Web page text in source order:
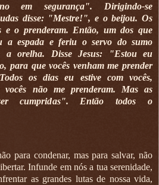
em segurança". Dirigindo-se
disse: "Mestre!", e o beijou. Os
e o prenderam. Então, um dos que
a espada e feriu o servo do sumo
a orelha. Disse Jesus: "Estou eu
para que vocês venham me prender
os dias eu estive com vocês,
não me prenderam. Mas as
cumpridas". Então todos o
para condenar, mas para salvar, não
Infunde em nós a tua serenidade,
as grandes lutas de nossa vida,